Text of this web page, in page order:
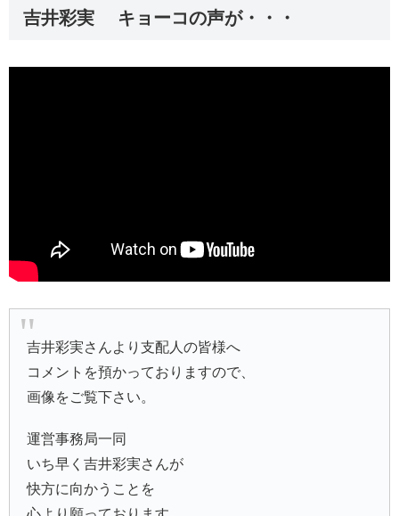
吉井彩実 キョーコの声が・・・
吉井彩実さんより支配人の皆様へ
コメントを預かっておりますので、
画像をご覧下さい。
運営事務局一同
いち早く吉井彩実さんが
快方に向かうことを